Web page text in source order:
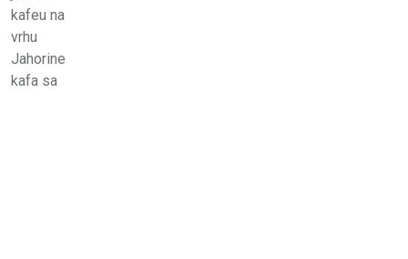
kafeu na
vrhu
Jahorine
kafa sa